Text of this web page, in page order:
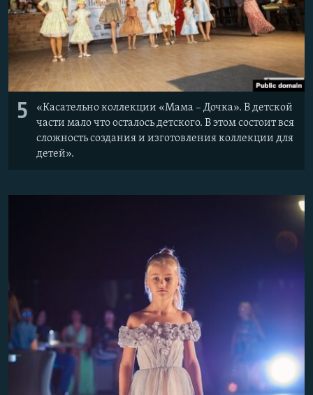
5
«Касательно коллекции «Мама – Дочка». В детской
части мало что осталось детского. В этом состоит вся
сложность создания и изготовления коллекции для
детей».